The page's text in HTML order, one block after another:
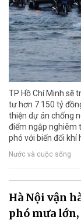
TP Hồ Chí Minh sẽ
tư hơn 7.150 tỷ
thiện dự án chống
điểm ngập nghiêm
phó với biến đổi khí
Nước và cuộc sống
Hà Nội vận
phó mưa